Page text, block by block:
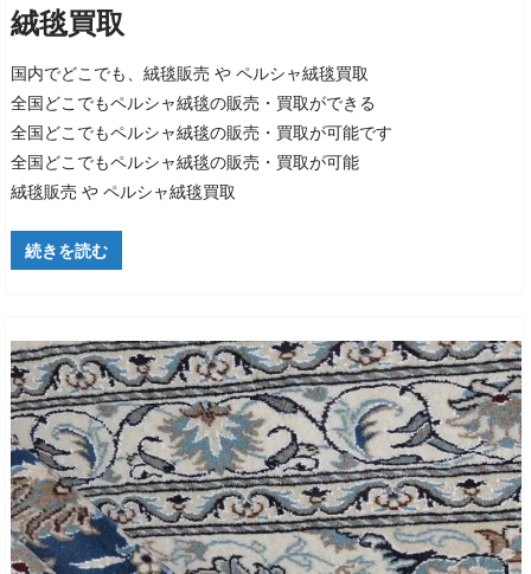
絨毯買取
国内でどこでも、絨毯販売 や ペルシャ絨毯買取
全国どこでもペルシャ絨毯の販売・買取ができる
全国どこでもペルシャ絨毯の販売・買取が可能です
全国どこでもペルシャ絨毯の販売・買取が可能
絨毯販売 や ペルシャ絨毯買取
続きを読む